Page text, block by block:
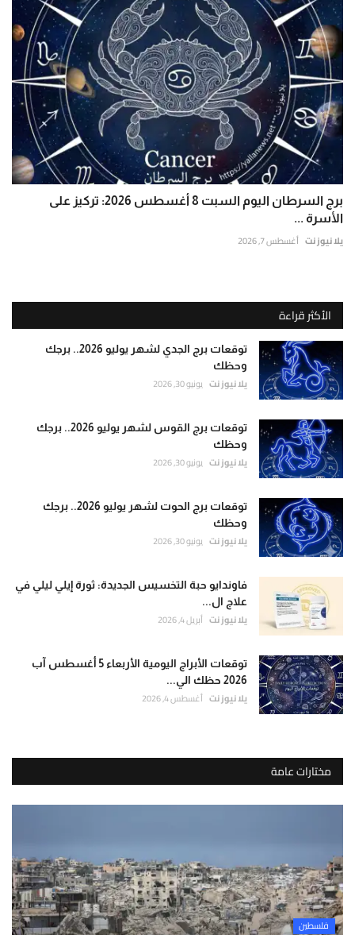
برج السرطان اليوم السبت 8 أغسطس 2026: تركيز على
الأسرة ...
يلا نيوز نت أغسطس 7, 2026
الأكثر قراءة
توقعات برج الجدي لشهر يوليو 2026.. برجك
وحظك
يلا نيوز نت يونيو 30, 2026
توقعات برج القوس لشهر يوليو 2026.. برجك
وحظك
يلا نيوز نت يونيو 30, 2026
توقعات برج الحوت لشهر يوليو 2026.. برجك
وحظك
يلا نيوز نت يونيو 30, 2026
فاوندايو حبة التخسيس الجديدة: ثورة إيلي ليلي في
علاج ال...
يلا نيوز نت أبريل 4, 2026
توقعات الأبراج اليومية الأربعاء 5 أغسطس آب
2026 حظك الي...
يلا نيوز نت أغسطس 4, 2026
مختارات عامة
فلسطين